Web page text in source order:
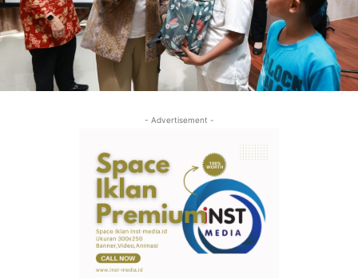
- Advertisement -